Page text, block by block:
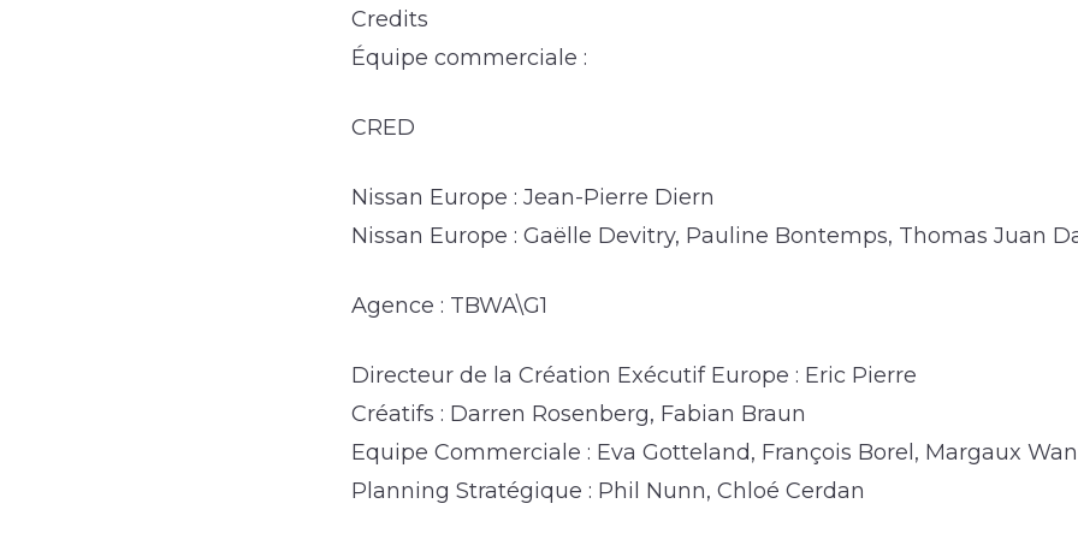
Credits
Équipe commerciale :
CRED
Nissan Europe : Jean-Pierre Diern
Nissan Europe : Gaëlle Devitry, Pauline Bontemps, Thomas Juan
Agence : TBWA\G1
Directeur de la Création Exécutif Europe : Eric Pierre
Créatifs : Darren Rosenberg, Fabian Braun
Equipe Commerciale : Eva Gotteland, François Borel, Margaux
Planning Stratégique : Phil Nunn, Chloé Cerdan